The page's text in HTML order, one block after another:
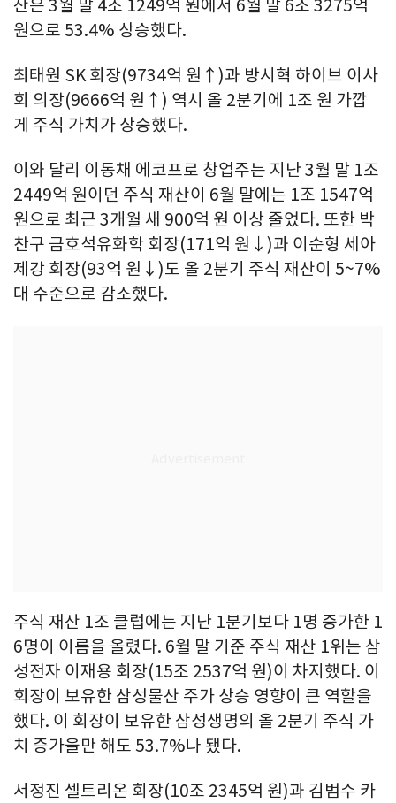
산은 3월 말 4조 1249억 원에서 6월 말 6조 3275억
원으로 53.4% 상승했다.
최태원 SK 회장(9734억 원↑)과 방시혁 하이브 이사
회 의장(9666억 원↑) 역시 올 2분기에 1조 원 가깝
게 주식 가치가 상승했다.
이와 달리 이동채 에코프로 창업주는 지난 3월 말 1조
2449억 원이던 주식 재산이 6월 말에는 1조 1547억
원으로 최근 3개월 새 900억 원 이상 줄었다. 또한 박
찬구 금호석유화학 회장(171억 원↓)과 이순형 세아
제강 회장(93억 원↓)도 올 2분기 주식 재산이 5~7%
대 수준으로 감소했다.
주식 재산 1조 클럽에는 지난 1분기보다 1명 증가한 1
6명이 이름을 올렸다. 6월 말 기준 주식 재산 1위는 삼
성전자 이재용 회장(15조 2537억 원)이 차지했다. 이
회장이 보유한 삼성물산 주가 상승 영향이 큰 역할을
했다. 이 회장이 보유한 삼성생명의 올 2분기 주식 가
치 증가율만 해도 53.7%나 됐다.
서정진 셀트리온 회장(10조 2345억 원)과 김범수 카